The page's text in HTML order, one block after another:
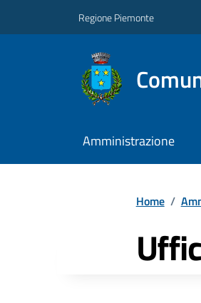
Regione Piemonte
Amministrazione
Home /